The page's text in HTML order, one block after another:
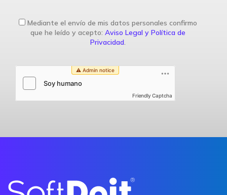
Mediante el envío de mis datos personales confirmo
que he leído y acepto: Aviso Legal y Política de
Privacidad
Friendly Captcha